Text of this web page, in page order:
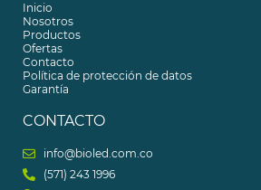
Inicio
Nosotros
Productos
Ofertas
Contacto
Política de protección de datos
Garantía
CONTACTO
info@bioled.com.co
(571) 243 1996